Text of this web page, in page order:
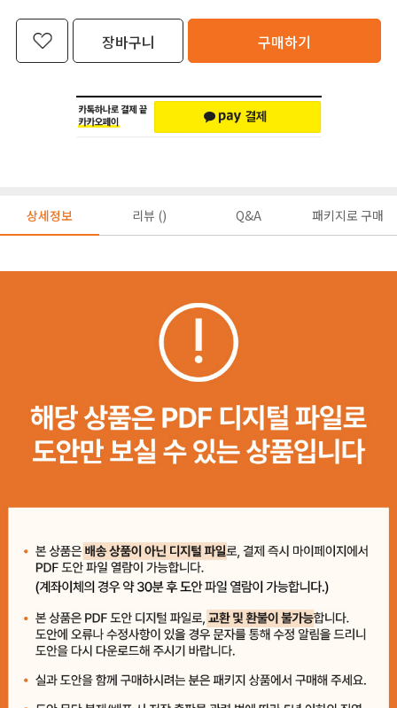
장바구니 구매하기
상세정보 리뷰 () Q&A 패키지로 구매